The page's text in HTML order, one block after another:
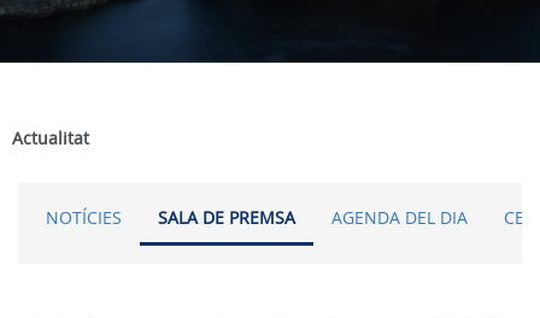
Actualitat
NOTÍCIES SALA DE PREMSA AGENDA DEL DIA